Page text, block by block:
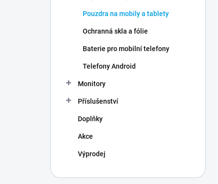
Pouzdra na mobily a tablety
Ochranná skla a fólie
Baterie pro mobilní telefony
Telefony Android
Monitory
Příslušenství
Doplňky
Akce
Výprodej